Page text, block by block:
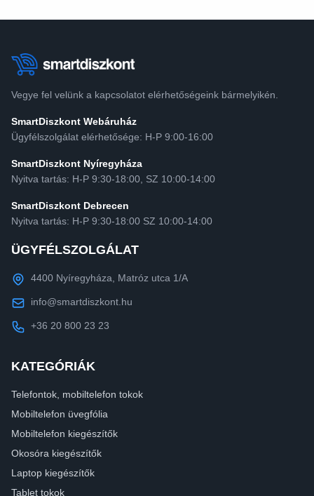
Vegye fel velünk a kapcsolatot elérhetőségeink bármelyikén.
SmartDiszkont Webáruház
Ügyfélszolgálat elérhetősége: H-P 9:00-16:00
SmartDiszkont Nyíregyháza
Nyitva tartás: H-P 9:30-18:00, SZ 10:00-14:00
SmartDiszkont Debrecen
Nyitva tartás: H-P 9:30-18:00 SZ 10:00-14:00
ÜGYFÉLSZOLGÁLAT
4400 Nyíregyháza, Matróz utca 1/A
info@smartdiszkont.hu
+36 20 800 23 23
KATEGÓRIÁK
Telefontok, mobiltelefon tokok
Mobiltelefon üvegfólia
Mobiltelefon kiegészítők
Okosóra kiegészítők
Laptop kiegészítők
Tablet tokok